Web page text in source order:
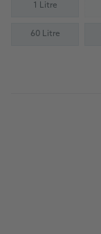
1 Litre
60 Litre